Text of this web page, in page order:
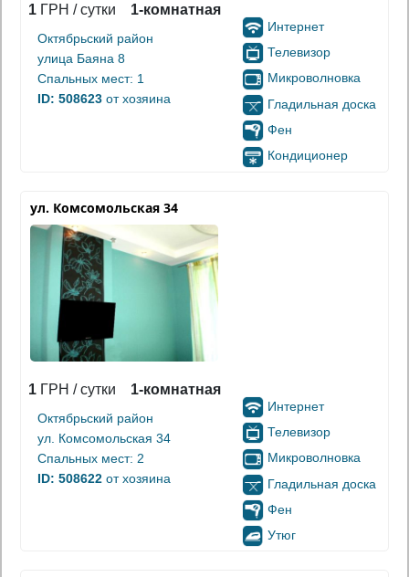
1 ГРН / сутки 1-комнатная
Октябрьский район
улица Баяна 8
Спальных мест: 1
ID: 508623 от хозяина
Интернет
Телевизор
Микроволновка
Гладильная доска
Фен
Кондиционер
ул. Комсомольская 34
1 ГРН / сутки 1-комнатная
Октябрьский район
ул. Комсомольская 34
Спальных мест: 2
ID: 508622 от хозяина
Интернет
Телевизор
Микроволновка
Гладильная доска
Фен
Утюг